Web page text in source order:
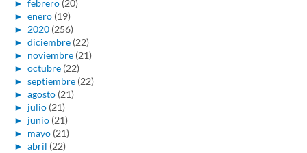
► febrero (20)
► enero (19)
► 2020 (256)
► diciembre (22)
► noviembre (21)
► octubre (22)
► septiembre (22)
► agosto (21)
► julio (21)
► junio (21)
► mayo (21)
► abril (22)